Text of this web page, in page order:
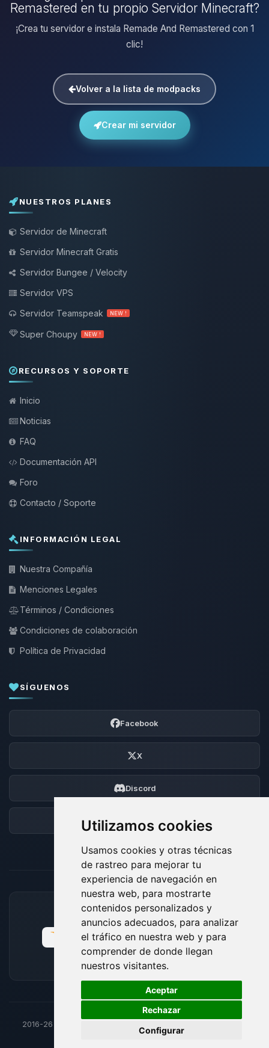
Utilizamos cookies
Usamos cookies y otras técnicas
de rastreo para mejorar tu
experiencia de navegación en
nuestra web, para mostrarte
contenidos personalizados y
anuncios adecuados, para analizar
el tráfico en nuestra web y para
comprender de donde llegan
nuestros visitantes.
Aceptar
Rechazar
Configurar
Remastered en tu propio Servidor Minecraft?
¡Crea tu servidor e instala Remade And Remastered con 1
clic!
Volver a la lista de modpacks
Crear mi servidor
NUESTROS PLANES
Servidor de Minecraft
Servidor Minecraft Gratis
Servidor Bungee / Velocity
Servidor VPS
Servidor Teamspeak
NEW !
Super Choupy NEW !
RECURSOS Y SOPORTE
Inicio
Noticias
FAQ
Documentación API
Foro
Contacto / Soporte
INFORMACIÓN LEGAL
Nuestra Compañía
Menciones Legales
Términos / Condiciones
Condiciones de colaboración
Política de Privacidad
SÍGUENOS
Facebook
X
Discord
Foro
MÉTODOS DE PAGO ACEPTADOS
2016-26
ByteLogic
🍪